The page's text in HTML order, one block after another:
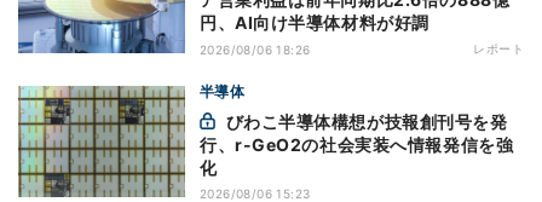
円、AI向け半導体材料が好調
2026/08/06 18:26 レポート
半導体
行、r-GeO2の社会実装へ情報発信を強
化
2026/08/06 15:23